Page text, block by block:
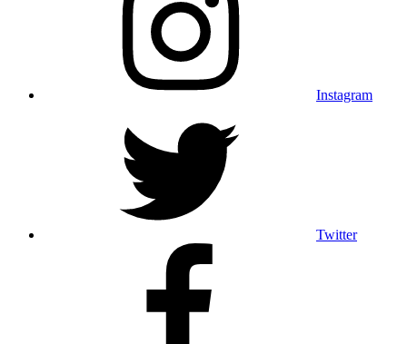
Instagram
Twitter